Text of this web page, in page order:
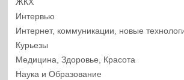
ЖКХ
Интервью
Интернет, коммуникации, новые
Курьезы
Медицина, Здоровье, Красота
Наука и Образование